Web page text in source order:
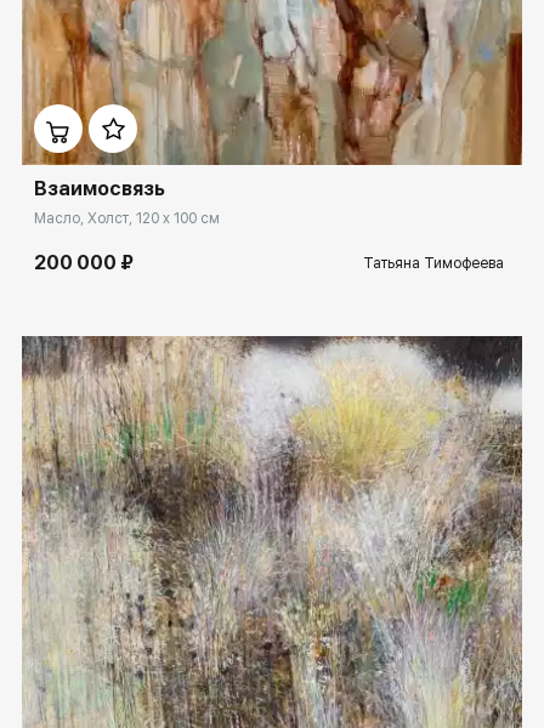
Домен: rakovgallery.ru
Взаимосвязь
Масло, Холст, 120 x 100 см
200 000 ₽ Татьяна Тимофеева